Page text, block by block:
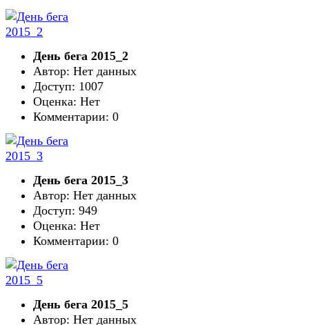
День бега 2015_2
Автор: Нет данных
Доступ: 1007
Оценка: Нет
Комментарии: 0
День бега 2015_3
Автор: Нет данных
Доступ: 949
Оценка: Нет
Комментарии: 0
День бега 2015_5
Автор: Нет данных